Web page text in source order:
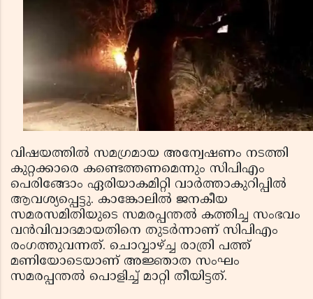
വിഷയത്തില്‍ സമഗ്രമായ അന്വേഷണം നടത്തി
കുറ്റക്കാരെ കണ്ടെത്തണമെന്നും സിപിഎം
പെരിങ്ങോം ഏരിയാകമിറ്റി വാര്‍ത്താകുറിപ്പില്‍
ആവശ്യപ്പെട്ടു. കാങ്കോലില്‍ ജനകീയ
സമരസമിതിയുടെ സമരപ്പന്തല്‍ കത്തിച്ച സംഭവം
വന്‍വിവാദമായതിനെ തുടര്‍ന്നാണ് സിപിഎം
രംഗത്തുവന്നത്. ചൊവ്വാഴ്ച്ച രാത്രി പത്ത്
മണിയോടെയാണ് അജ്ഞാത സംഘം
സമരപ്പന്തല്‍ പൊളിച്ച് മാറ്റി തീയിട്ടത്.